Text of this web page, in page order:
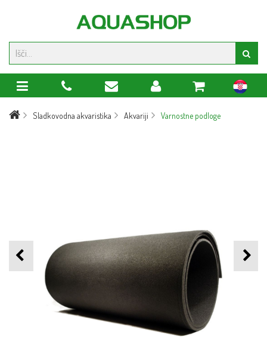
hr
Sladkovodna akvaristika Akvariji Varnostne podloge